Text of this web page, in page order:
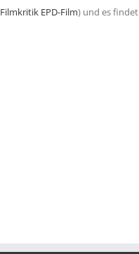
Filmkritik EPD-Film) und es findet